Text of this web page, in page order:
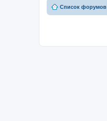
Список форумов